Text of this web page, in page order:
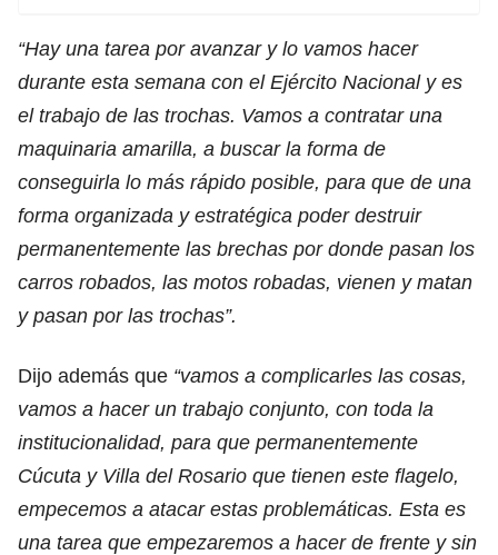
“Hay una tarea por avanzar y lo vamos hacer
durante esta semana con el Ejército Nacional y es
el trabajo de las trochas. Vamos a contratar una
maquinaria amarilla, a buscar la forma de
conseguirla lo más rápido posible, para que de una
forma organizada y estratégica poder destruir
permanentemente las brechas por donde pasan los
carros robados, las motos robadas, vienen y matan
y pasan por las trochas”.
Dijo además que “vamos a complicarles las cosas,
vamos a hacer un trabajo conjunto, con toda la
institucionalidad, para que permanentemente
Cúcuta y Villa del Rosario que tienen este flagelo,
empecemos a atacar estas problemáticas. Esta es
una tarea que empezaremos a hacer de frente y sin